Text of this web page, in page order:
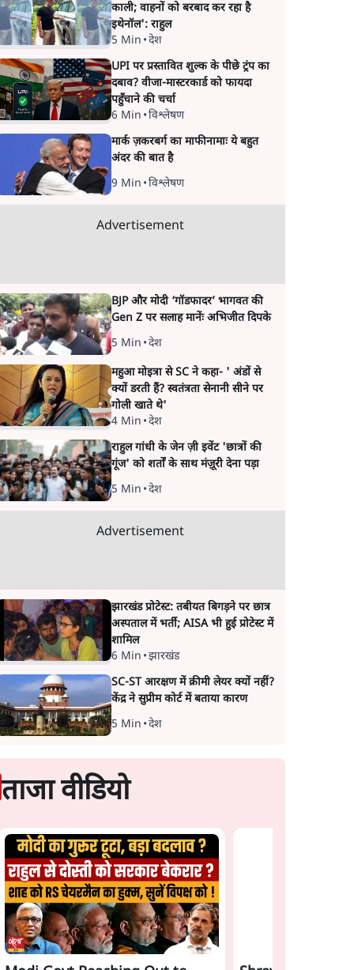
काली; वाहनों को बरबाद कर रहा है
इथेनॉल': राहुल
5 Min •देश
UPI पर प्रस्तावित शुल्क के पीछे ट्रंप का
दबाव? वीजा-मास्टरकार्ड को फायदा
पहुँचाने की चर्चा
6 Min •विश्लेषण
मार्क ज़करबर्ग का माफीनामाः ये बहुत
अंदर की बात है
9 Min •विश्लेषण
Advertisement
BJP और मोदी ‘गॉडफादर’ भागवत की
Gen Z पर सलाह मानेंः अभिजीत दिपके
5 Min •देश
महुआ मोइत्रा से SC ने कहा- ' अंडों से
क्यों डरती हैं? स्वतंत्रता सेनानी सीने पर
गोली खाते थे'
4 Min •देश
राहुल गांधी के जेन ज़ी इवेंट 'छात्रों की
गूंज' को शर्तों के साथ मंज़ूरी देना पड़ा
5 Min •देश
Advertisement
झारखंड प्रोटेस्ट: तबीयत बिगड़ने पर छात्र
अस्पताल में भर्ती; AISA भी हुई प्रोटेस्ट में
शामिल
6 Min •झारखंड
SC-ST आरक्षण में क्रीमी लेयर क्यों नहीं?
केंद्र ने सुप्रीम कोर्ट में बताया कारण
5 Min •देश
ताजा वीडियो